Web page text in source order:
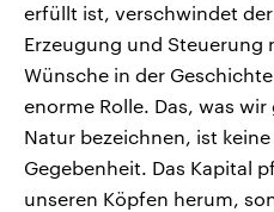
erfüllt ist, verschwindet
Erzeugung und Steuerung
Wünsche in der
enorme Rolle. Das, was
Natur bezeichnen, ist
Gegebenheit. Das Kapital
unseren Köpfen herum,